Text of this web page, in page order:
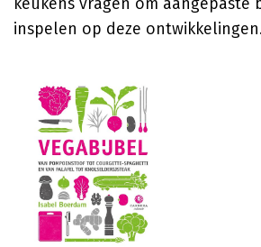
inspelen op deze ontwikkelingen.